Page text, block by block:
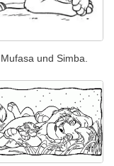
und Simba.